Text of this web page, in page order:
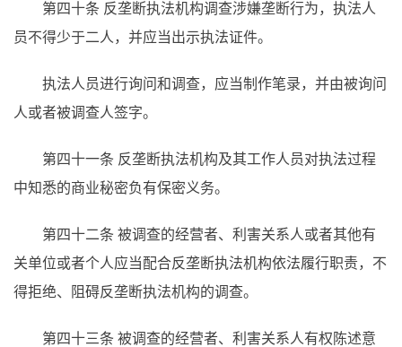
第四十条 反垄断执法机构调查涉嫌垄断行为，执法人
员不得少于二人，并应当出示执法证件。
执法人员进行询问和调查，应当制作笔录，并由被询问
人或者被调查人签字。
第四十一条 反垄断执法机构及其工作人员对执法过程
中知悉的商业秘密负有保密义务。
第四十二条 被调查的经营者、利害关系人或者其他有
关单位或者个人应当配合反垄断执法机构依法履行职责，不
得拒绝、阻碍反垄断执法机构的调查。
第四十三条 被调查的经营者、利害关系人有权陈述意